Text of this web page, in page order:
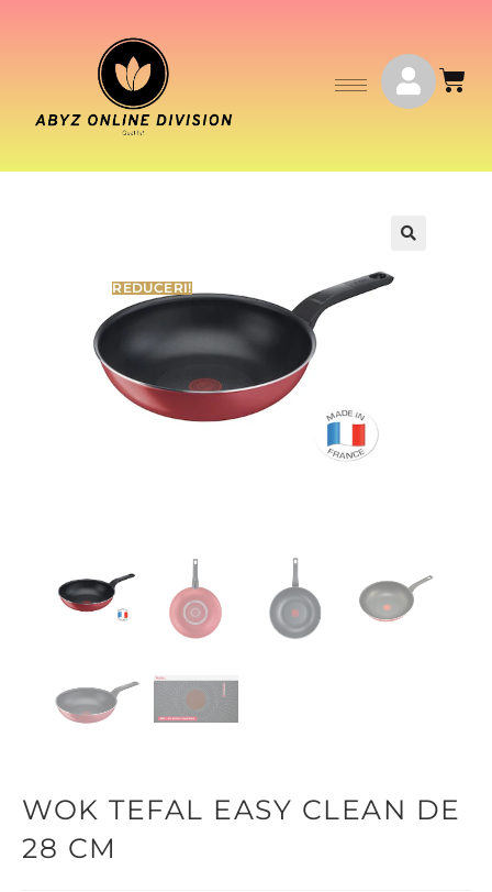
REDUCERI!
WOK TEFAL EASY CLEAN DE
28 CM